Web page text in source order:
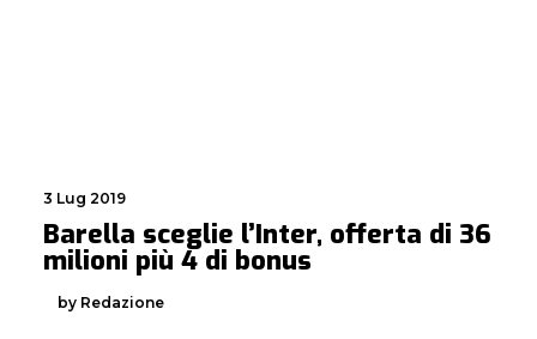
3 Lug 2019
Barella sceglie l’Inter, offerta di 36
milioni più 4 di bonus
by Redazione